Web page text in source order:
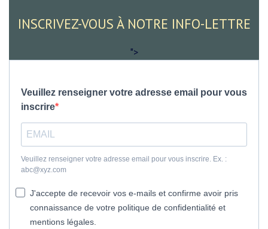
INSCRIVEZ-VOUS À NOTRE INFO-LETTRE
">
Veuillez renseigner votre adresse email pour vous
inscrire
Veuillez renseigner votre adresse email pour vous inscrire. Ex. :
abc@xyz.com
J'accepte de recevoir vos e-mails et confirme avoir pris
connaissance de votre politique de confidentialité et
mentions légales.